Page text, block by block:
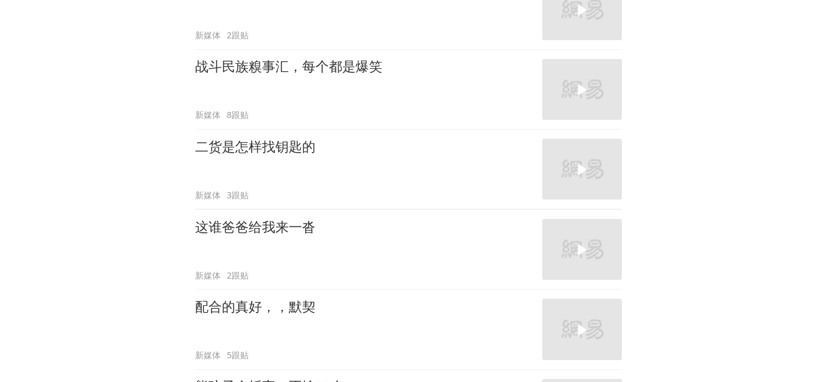
新媒体 2跟贴
战斗民族糗事汇，每个都是爆笑
新媒体 8跟贴
二货是怎样找钥匙的
新媒体 3跟贴
这谁爸爸给我来一沓
新媒体 2跟贴
配合的真好，，默契
新媒体 5跟贴